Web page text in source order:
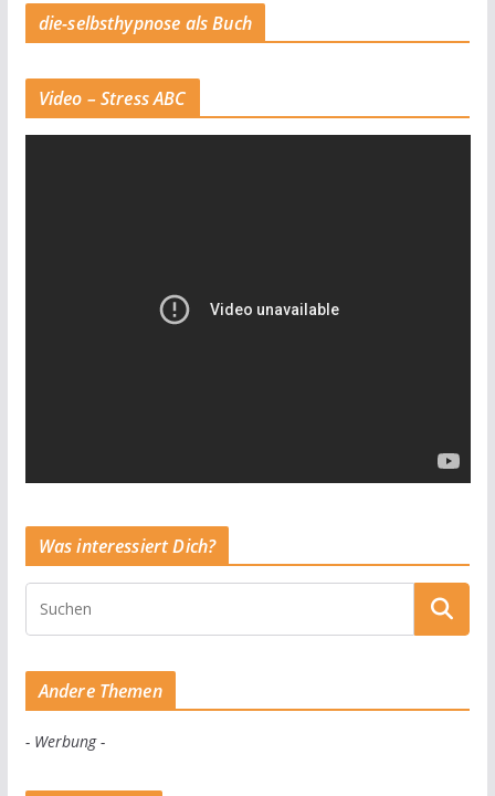
die-selbsthypnose als Buch
Video – Stress ABC
Was interessiert Dich?
Andere Themen
- Werbung -